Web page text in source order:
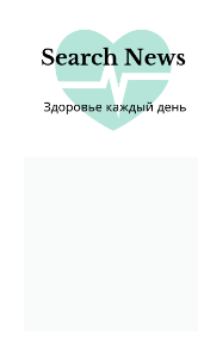
содержимому